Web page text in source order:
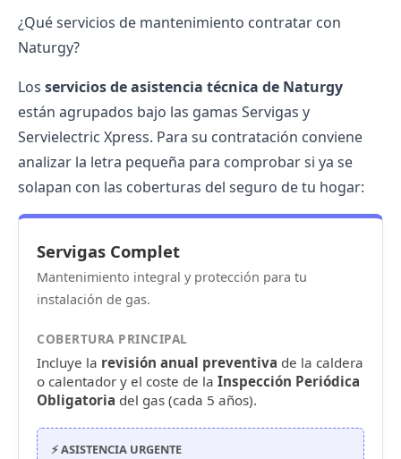
¿Qué servicios de mantenimiento contratar con
Naturgy?
Los servicios de asistencia técnica de Naturgy
están agrupados bajo las gamas Servigas y
Servielectric Xpress. Para su contratación conviene
analizar la letra pequeña para comprobar si ya se
solapan con las coberturas del seguro de tu hogar:
Servigas Complet
Mantenimiento integral y protección para tu
instalación de gas.
COBERTURA PRINCIPAL
Incluye la revisión anual preventiva de la caldera
o calentador y el coste de la Inspección Periódica
Obligatoria del gas (cada 5 años).
⚡ ASISTENCIA URGENTE